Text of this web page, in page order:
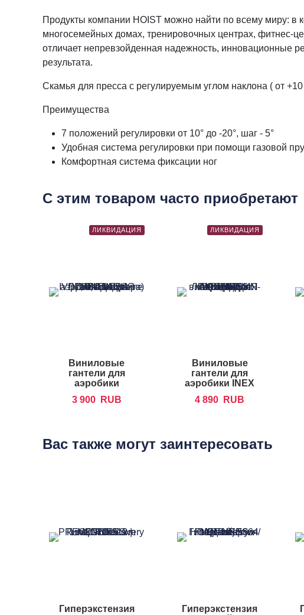
Продукты компании HOIST можно найти по всему миру: в
многосемейных домах, тренировочных центрах, фитнес-
отличает непревзойденная надежность, инновационные
результата.
Скамья для пресса с регулируемым углом наклона ( от
Преимущества
7 положений регулировки от 10° до -20°, шаг - 5°
Удобная система регулировки при помощи газовой
Комфортная система фиксации ног
С этим товаром часто приобретают
ЛИКВИДАЦИЯ
Виниловые
гантели для
аэробики
3 900 RUB
ЛИКВИДАЦИЯ
Виниловые
гантели для
аэробики INEX
4 890 RUB
Вас также могут заинтересовать
Гиперэкстензия
Гиперэкстензия